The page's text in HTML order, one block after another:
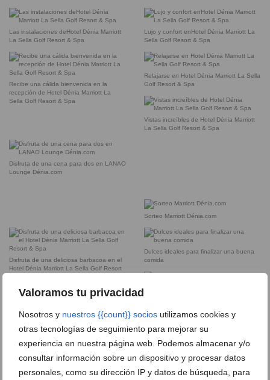
Valoramos tu privacidad
Nosotros y nuestros {{count}} socios utilizamos cookies y
otras tecnologías de seguimiento para mejorar su
experiencia en nuestra página web. Podemos almacenar y/o
consultar información sobre un dispositivo y procesar datos
personales, como su dirección IP y datos de búsqueda, para
Las instalaciones deHotel Dénia Marriott
La Sella Golf Resort & Spa
Lujo y confort enHotel Dénia Marriott La
Sella Golf Resort & Spa
Recibe una cálida bienvenida en la
recepción de Hotel Dénia Marriott La
Sella Golf Resort & Spa
Relajarse en Hotel Dénia Marriott La Sella
Golf Resort & Spa
Vistas increíbles de Hotel Dénia Marriott
La Sella Golf Resort & Spa
Disfruta de una cena para dos en LANAO
Lounge Dénia.com
Sorteo Marriott Dénia.com
Disfruta de una deliciosa barbacoa en el
Hotel Dénia Marriott La Sella Golf Resort
Dulces ideales para finalizar una buena
comida
Resort & Spa puedes degustar una
exquisita propuesta gaastronómica
Finaliza tu barbacoa con exquisitos